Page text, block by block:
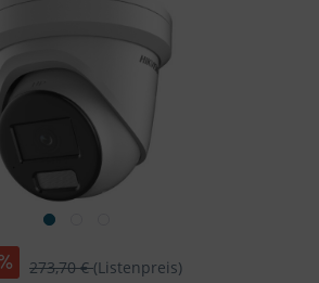
273,70 €(Listenpreis)